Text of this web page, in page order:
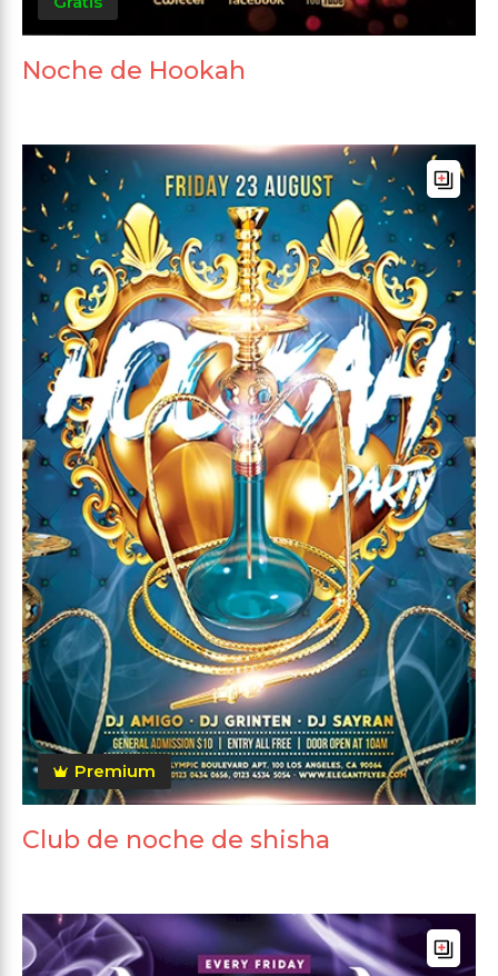
Noche de Hookah
Premium
Club de noche de shisha